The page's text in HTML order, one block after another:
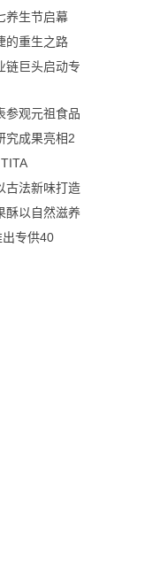
养生节启幕
的重生之路
链巨头启动专
参观元祖食品
究成果亮相2
古法新味打造
酥以自然滋养
出专供40